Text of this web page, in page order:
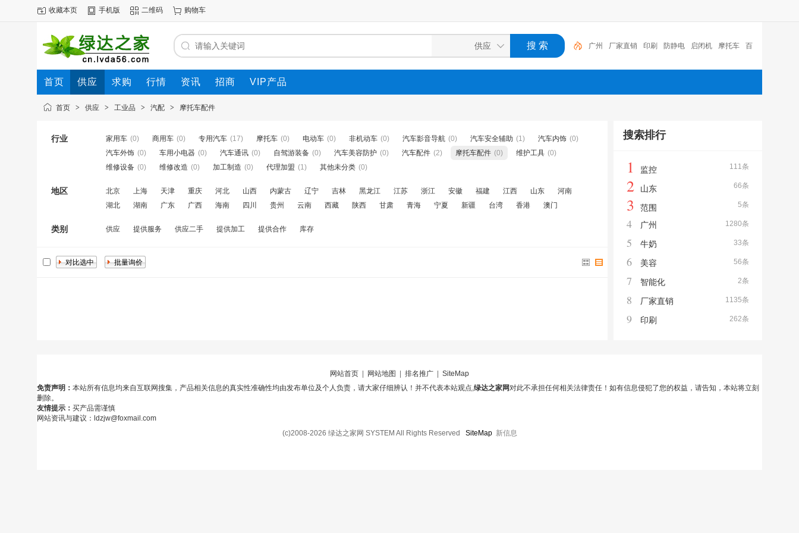
收藏本页 手机版 二维码 购物车
广州 厂家直销 印刷 防静电 启闭机 摩托车 百
福 咏玖进出口 体验桌 扑克
首页 供应 求购 行情 资讯 招商 VIP产品
首页 > 供应 > 工业品 > 汽配 > 摩托车配件
行业 家用车 (0) 商用车 (0) 专用汽车 (17) 摩托车 (0) 电动车 (0) 非机动车 (0) 汽车影音导航 (0) 汽车安全辅助 (1) 汽车内饰 (0)
汽车外饰 (0) 车用小电器 (0) 汽车通讯 (0) 自驾游装备 (0) 汽车美容防护 (0) 汽车配件 (2) 摩托车配件 (0) 维护工具 (0)
维修设备 (0) 维修改造 (0) 加工制造 (0) 代理加盟 (1) 其他未分类 (0)
地区 北京 上海 天津 重庆 河北 山西 内蒙古 辽宁 吉林 黑龙江 江苏 浙江 安徽 福建 江西 山东
河南
湖北
湖南 广东 广西 海南 四川 贵州 云南 西藏 陕西 甘肃 青海 宁夏 新疆 台湾 香港 澳门
类别 供应 提供服务 供应二手 提供加工 提供合作 库存
搜索排行
111条
1 监控
66条
2 山东
5条
3 范围
1280条
4 广州
33条
5 牛奶
56条
6 美容
2条
7 智能化
1135条
8 厂家直销
262条
9 印刷
网站首页 网站地图 排名推广
SiteMap
免责声明： 本站所有信息均来自互联网搜集，产品相关信息的真实性准确性均由发布单位及个人负责，请大家仔细辨认！并不代表本站观点,绿达之家网对此不承担任何相关法律责任！如有信息侵犯了您的权益，请告知，本站将立刻
删除。
友情提示： 买产品需谨慎
网站资讯与建议：ldzjw@foxmail.com
(c)2008-2026 绿达之家网 SYSTEM All Rights Reserved SiteMap 新信息